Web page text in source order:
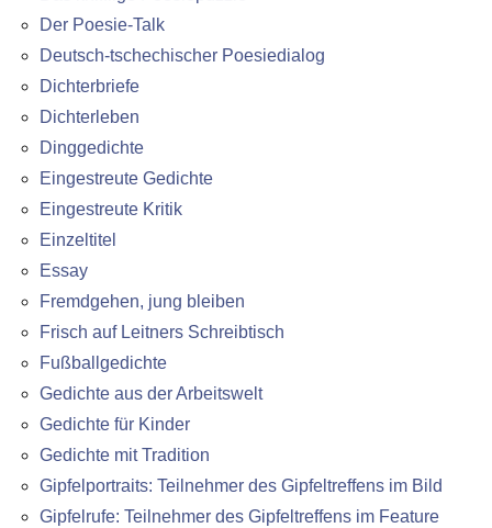
Der Poesie-Talk
Deutsch-tschechischer Poesiedialog
Dichterbriefe
Dichterleben
Dinggedichte
Eingestreute Gedichte
Eingestreute Kritik
Einzeltitel
Essay
Fremdgehen, jung bleiben
Frisch auf Leitners Schreibtisch
Fußballgedichte
Gedichte aus der Arbeitswelt
Gedichte für Kinder
Gedichte mit Tradition
Gipfelportraits: Teilnehmer des Gipfeltreffens im Bild
Gipfelrufe: Teilnehmer des Gipfeltreffens im Feature